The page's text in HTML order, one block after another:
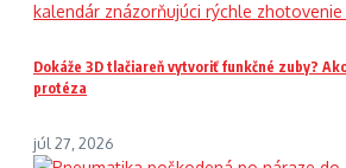
Dokáže 3D tlačiareň vytvoriť funkčné zuby?
protéza
júl 27, 2026